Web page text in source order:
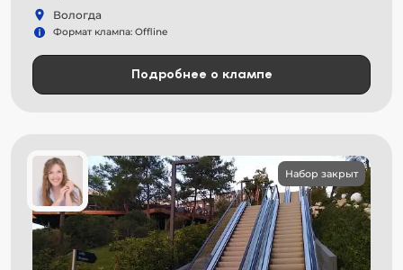
Вологда
Формат клампа: Offline
Подробнее о клампе
Набор закрыт